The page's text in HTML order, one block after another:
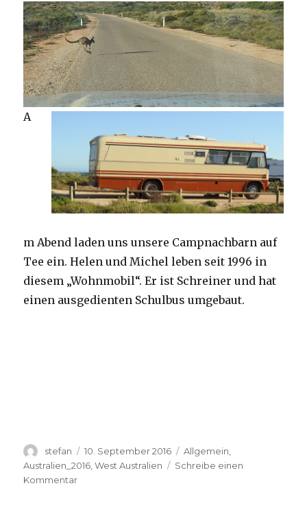
A
m Abend laden uns unsere Campnachbarn auf
Tee ein. Helen und Michel leben seit 1996 in
diesem „Wohnmobil“. Er ist Schreiner und hat
einen ausgedienten Schulbus umgebaut.
Autor
stefan
Veröffentlicht
am
10. September 2016 Kategorien
Allgemein
Australien_2016 ,West Australien
Schreibe einen
Kommentarzu